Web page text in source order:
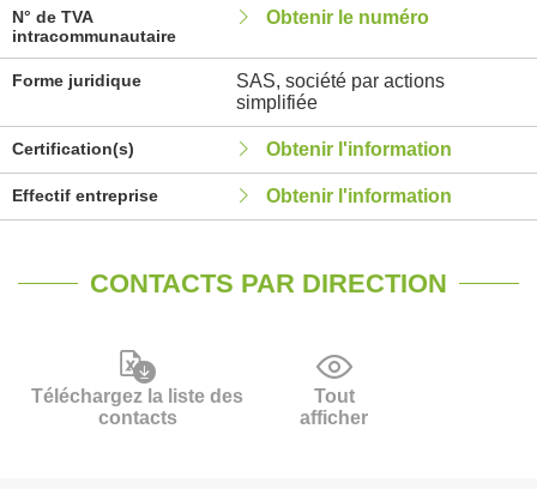
N° de TVA
intracommunautaire
Obtenir le numéro
Forme juridique
SAS, société par actions
simplifiée
Certification(s) Obtenir l'information
Effectif entreprise Obtenir l'information
CONTACTS PAR DIRECTION
Téléchargez la liste des
contacts
Tout
afficher